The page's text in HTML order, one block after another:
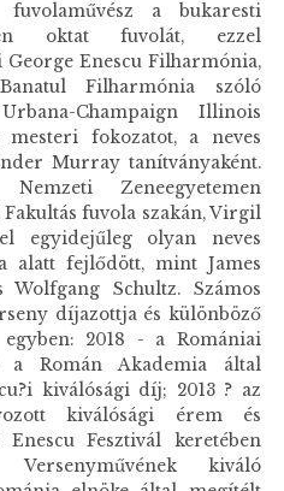
a bukaresti
oktat fuvolát, ezzel
Enescu Filharmónia,
Filharmónia szóló
Champaign Illinois
mesteri fokozatot, a neves
Murray tanítványaként.
Zeneegyetemen
fuvola szakán, Virgil
egyidejűleg olyan neves
alatt fejlődött, mint James
Schultz. Számos
díjazottja és különböző
2018 - a Romániai
a Román Akademia által
kiválósági díj; 2013 ? az
kiválósági érem és
Fesztivál keretében
kiváló